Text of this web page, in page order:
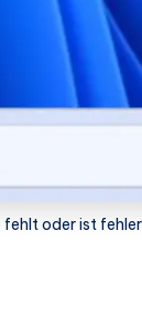
fehlt oder ist